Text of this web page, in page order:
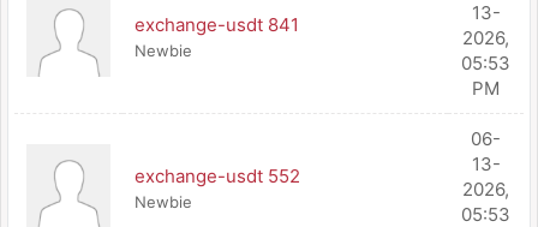
exchange-usdt 841
Newbie
13-
2026,
05:53
PM
exchange-usdt 552
Newbie
06-
13-
2026,
05:53